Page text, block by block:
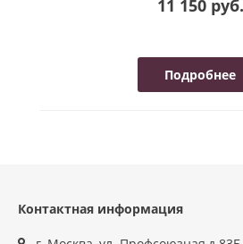
11 150 руб.
Подробнее
Контактная информация